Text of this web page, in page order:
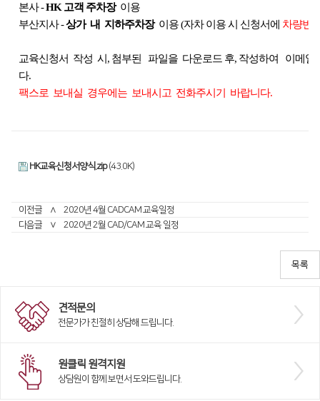
본사-HK 고객 주차장 이용
부산지사-상가 내 지하주차장 이용(자차 이용 시 신청서에 차량번
교육신청서 작성 시, 첨부된 파일을 다운로드 후, 작성하여
이메일
다.
팩스로 보내실 경우에는 보내시고 전화주시기 바랍니다.
HK교육신청서양식.zip(43.0K)
이전글 ∧
2020년 4월 CADCAM 교육일정
다음글
∨ 2020년 2월 CAD/CAM 교육 일정
견적문의
전문가가 친절히 상담해 드립니다.
원클릭 원격지원
상담원이 함께 보면서 도와드립니다.